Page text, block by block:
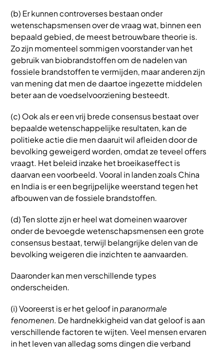
(b) Er kunnen controverses bestaan onder
wetenschapsmensen over de vraag wat, binnen een
bepaald gebied, de meest betrouwbare theorie is.
Zo zijn momenteel sommigen voorstander van het
gebruik van biobrandstoffen om de nadelen van
fossiele brandstoffen te vermijden, maar anderen zijn
van mening dat men de daartoe ingezette middelen
beter aan de voedselvoorziening besteedt.
(c) Ook als er een vrij brede consensus bestaat over
bepaalde wetenschappelijke resultaten, kan de
politieke actie die men daaruit wil afleiden door de
bevolking geweigerd worden, omdat ze teveel offers
vraagt. Het beleid inzake het broeikaseffect is
daarvan een voorbeeld. Vooral in landen zoals China
en India is er een begrijpelijke weerstand tegen het
afbouwen van de fossiele brandstoffen.
(d) Ten slotte zijn er heel wat domeinen waarover
onder de bevoegde wetenschapsmensen een grote
consensus bestaat, terwijl belangrijke delen van de
bevolking weigeren die inzichten te aanvaarden.
Daaronder kan men verschillende types
onderscheiden.
(i) Vooreerst is er het geloof inparanormale
fenomenen. De hardnekkigheid van dat geloof is aan
verschillende factoren te wijten. Veel mensen ervaren
in het leven van alledag soms dingen die verband